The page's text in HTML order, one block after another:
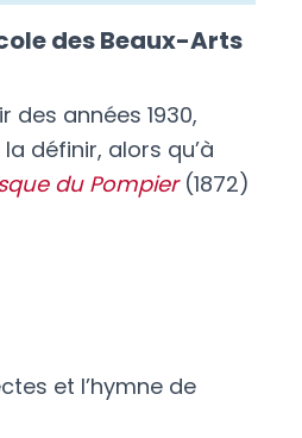
des Beaux-Arts
années 1930,
définir, alors qu’à
du Pompier(1872)
et l’hymne de